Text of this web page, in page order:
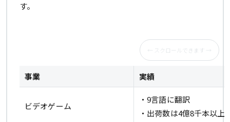
す。
事業 実績
ビデオゲーム
・9言語に翻訳
・出荷数は4億8千本以上